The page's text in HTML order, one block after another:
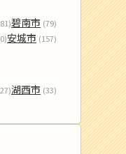
碧南市 (79)
安城市 (157)
湖西市 (33)